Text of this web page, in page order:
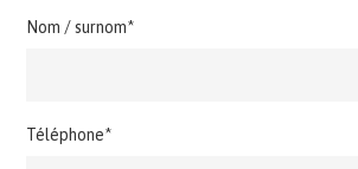
Nom / surnom*
Téléphone*